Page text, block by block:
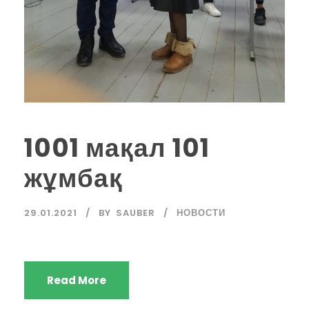
1001 мақал 101
жұмбақ
29.01.2021 BY SAUBER НОВОСТИ
Read More